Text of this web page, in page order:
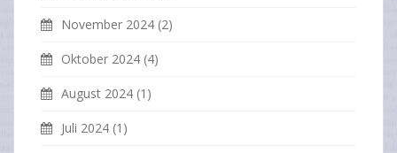
November 2024 (2)
Oktober 2024 (4)
August 2024 (1)
Juli 2024 (1)